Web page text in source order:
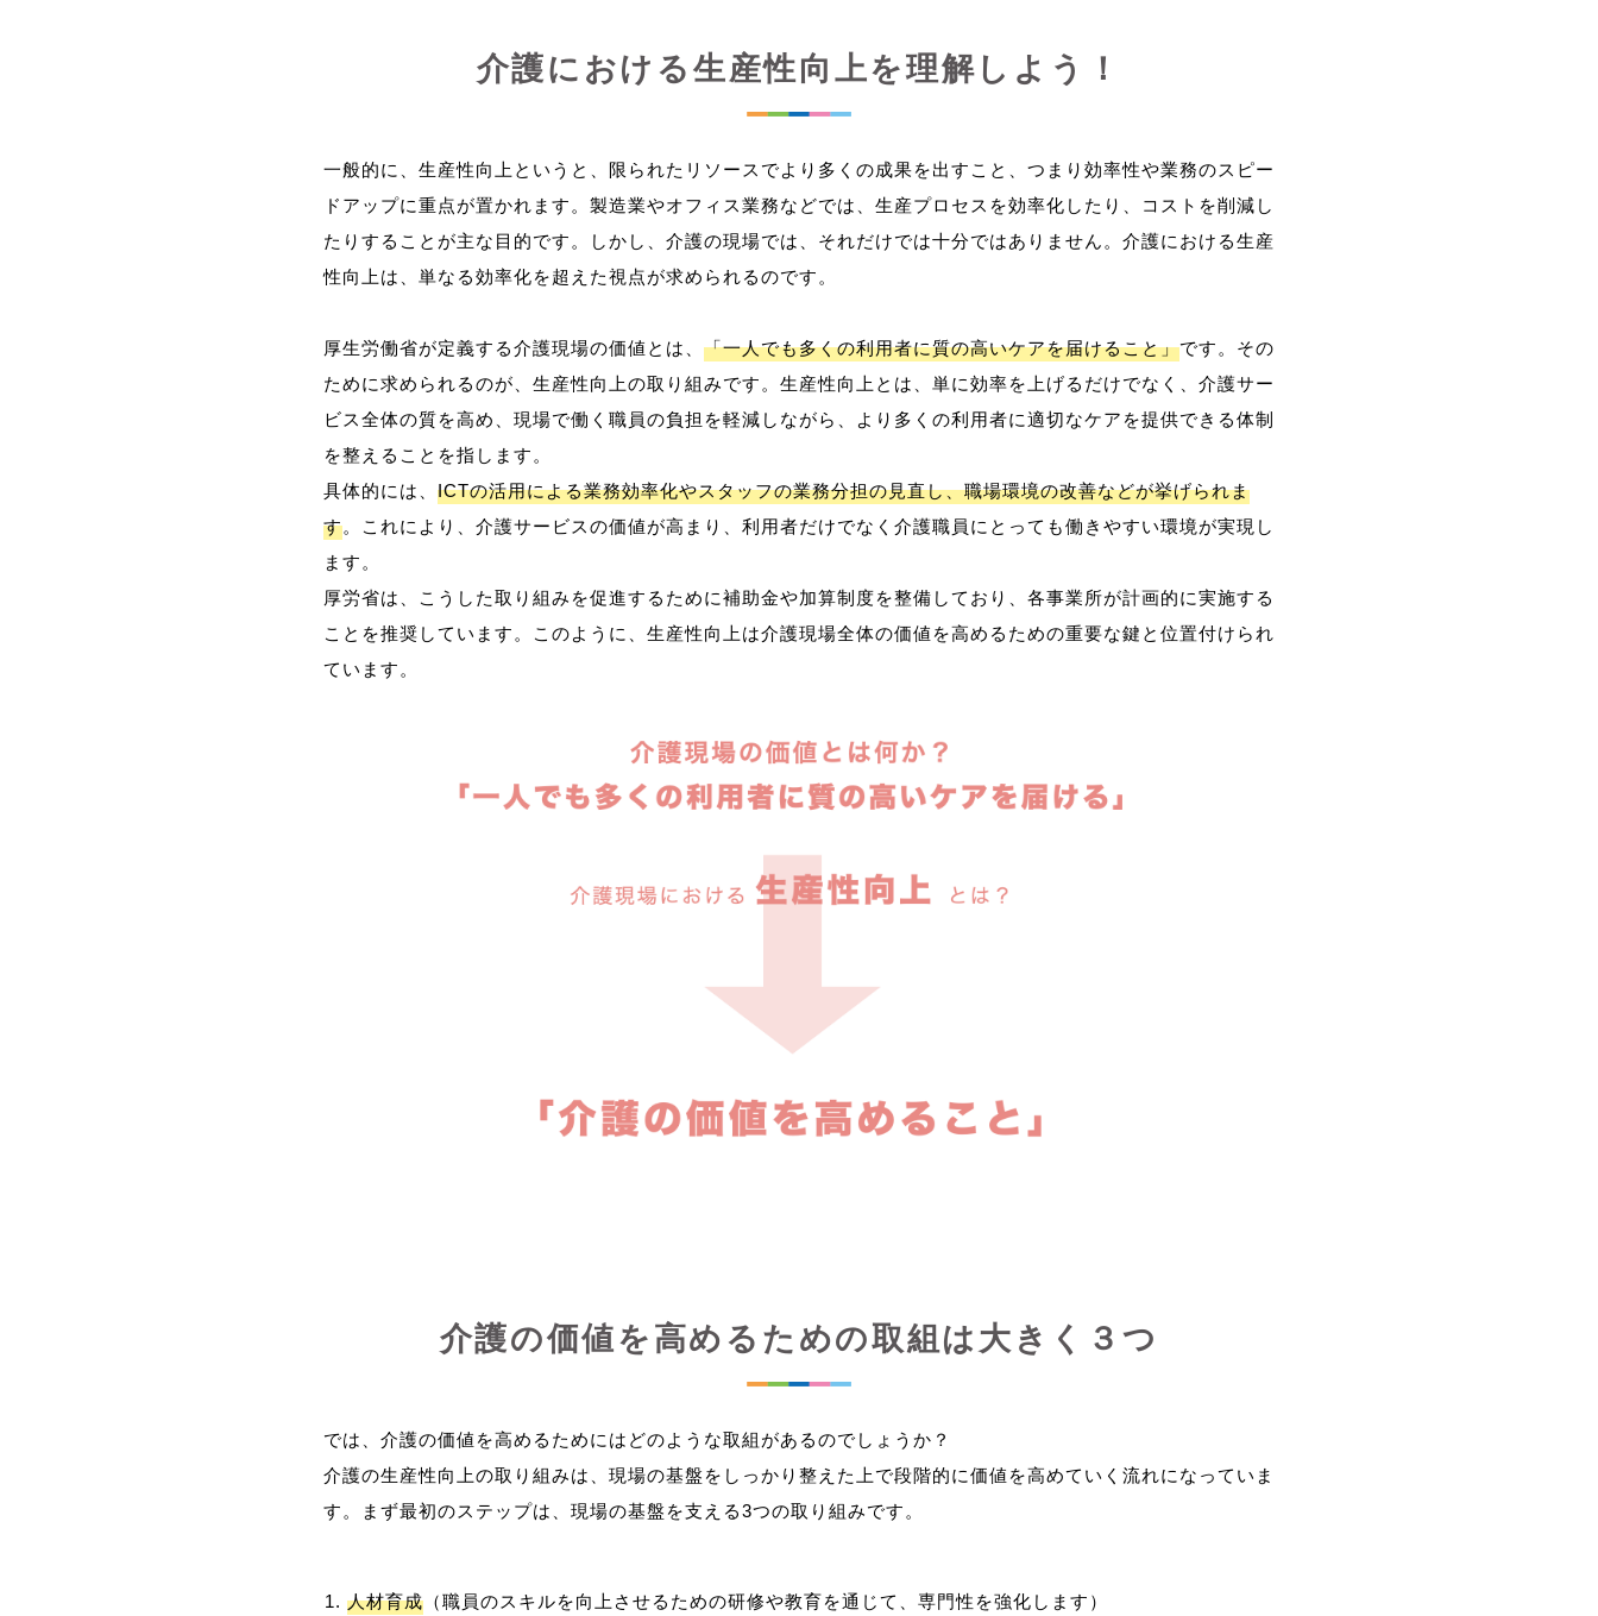
介護における生産性向上を理解しよう！
一般的に、生産性向上というと、限られたリソースでより多くの成果を出すこと、つまり効率性や業務のスピー
ドアップに重点が置かれます。製造業やオフィス業務などでは、生産プロセスを効率化したり、コストを削減し
たりすることが主な目的です。しかし、介護の現場では、それだけでは十分ではありません。介護における生産
性向上は、単なる効率化を超えた視点が求められるのです。
厚生労働省が定義する介護現場の価値とは、 「一人でも多くの利用者に質の高いケアを届けること」です。その
ために求められるのが、生産性向上の取り組みです。生産性向上とは、単に効率を上げるだけでなく、介護サー
ビス全体の質を高め、現場で働く職員の負担を軽減しながら、より多くの利用者に適切なケアを提供できる体制
を整えることを指します。
具体的には、 ICTの活用による業務効率化やスタッフの業務分担の見直し、職場環境の改善などが挙げられま
す。これにより、介護サービスの価値が高まり、利用者だけでなく介護職員にとっても働きやすい環境が実現し
ます。
厚労省は、こうした取り組みを促進するために補助金や加算制度を整備しており、各事業所が計画的に実施する
ことを推奨しています。このように、生産性向上は介護現場全体の価値を高めるための重要な鍵と位置付けられ
介護の価値を高めるための取組は大きく３つ
では、介護の価値を高めるためにはどのような取組があるのでしょうか？
介護の生産性向上の取り組みは、現場の基盤をしっかり整えた上で段階的に価値を高めていく流れになっていま
人材育成 （職員のスキルを向上させるための研修や教育を通じて、専門性を強化します）